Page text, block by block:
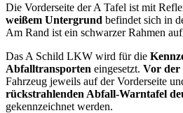
Die Vorderseite der A Tafel ist mit
weißem Untergrund befindet sich in
Am Rand ist ein schwarzer Rahmen
Das A Schild LKW wird für die
Abfalltransporten eingesetzt. Vor der
Fahrzeug jeweils auf der Vorderseite
rückstrahlenden Abfall-Warntafel
gekennzeichnet werden.